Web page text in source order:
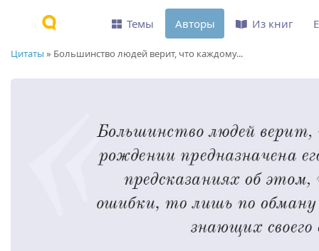
Цитаты » Большинство людей верит, что каждому...
Темы Авторы Из книг